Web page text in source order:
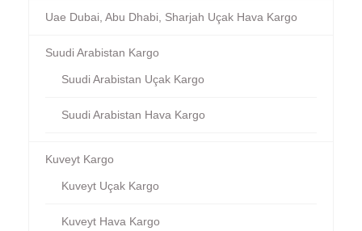
Uae Dubai, Abu Dhabi, Sharjah Uçak Hava Kargo
Suudi Arabistan Kargo
Suudi Arabistan Uçak Kargo
Suudi Arabistan Hava Kargo
Kuveyt Kargo
Kuveyt Uçak Kargo
Kuveyt Hava Kargo